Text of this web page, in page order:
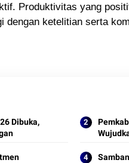
Produktivitas yang
dengan ketelitian serta
Dibuka,